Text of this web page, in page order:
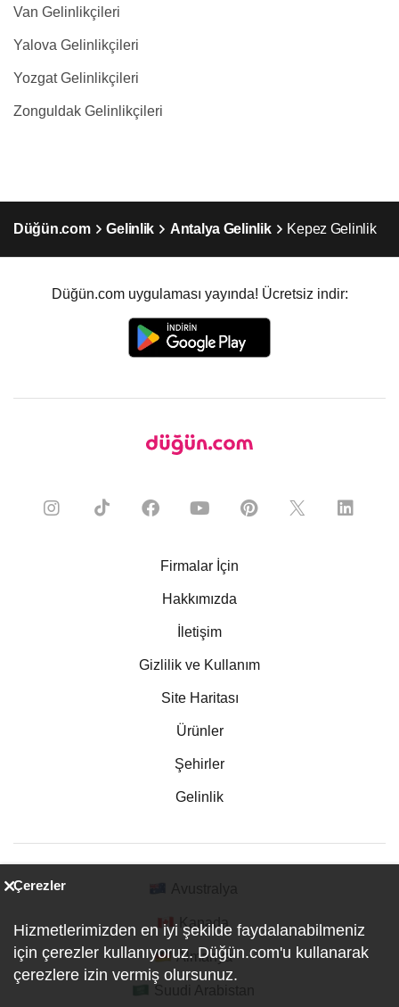
Van Gelinlikçileri
Yalova Gelinlikçileri
Yozgat Gelinlikçileri
Zonguldak Gelinlikçileri
Düğün.com Gelinlik Antalya Gelinlik Kepez Gelinlik
Düğün.com uygulaması yayında! Ücretsiz indir:
Firmalar İçin
Hakkımızda
İletişim
Gizlilik ve Kullanım
Site Haritası
Ürünler
Şehirler
Gelinlik
Kanada
Almanya
Çerezler
Hizmetlerimizden en iyi şekilde faydalanabilmeniz
için çerezler kullanıyoruz. Düğün.com'u kullanarak
çerezlere izin vermiş olursunuz.